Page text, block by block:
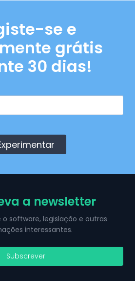
se e
grátis
30 dias!
a newsletter
o software, legislação e outras
interessantes.
Subscrever